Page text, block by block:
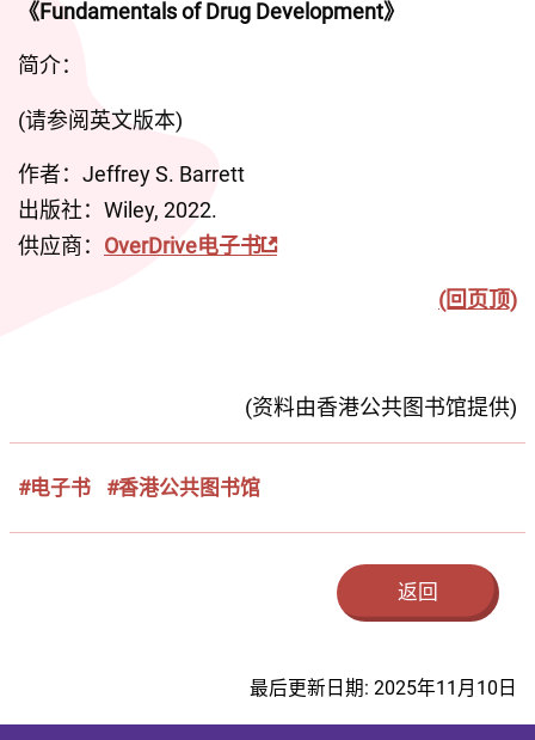
《Fundamentals of Drug Development》
简介：
(请参阅英文版本)
作者：Jeffrey S. Barrett
出版社：Wiley, 2022.
供应商： OverDrive电子书
(回页顶)
(资料由香港公共图书馆提供)
#电子书 #香港公共图书馆
返回
最后更新日期: 2025年11月10日